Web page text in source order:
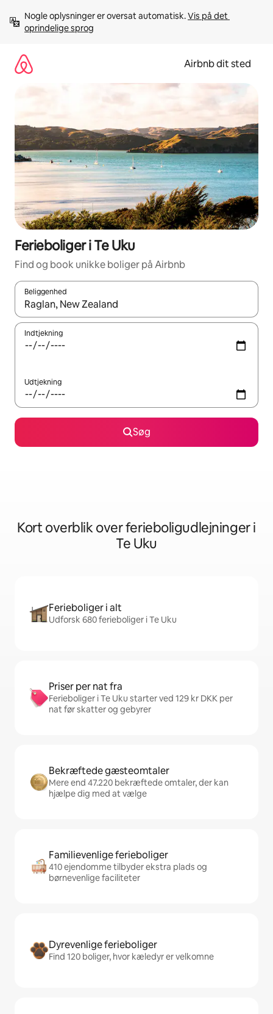
videre
Nogle oplysninger er oversat automatisk. Vis på det
oprindelige sprog
Airbnb dit sted
Ferieboliger i Te Uku
Find og book unikke boliger på Airbnb
Beliggenhed
Når resultaterne er tilgængelige, skal du navigere med
Indtjekning
Udtjekning
Søg
Kort overblik over ferieboligudlejninger i
Te Uku
Ferieboliger i alt
Udforsk 680 ferieboliger i Te Uku
Priser per nat fra
Ferieboliger i Te Uku starter ved 129 kr DKK per
nat før skatter og gebyrer
Bekræftede gæsteomtaler
Mere end 47.220 bekræftede omtaler, der kan
hjælpe dig med at vælge
Familievenlige ferieboliger
410 ejendomme tilbyder ekstra plads og
børnevenlige faciliteter
Dyrevenlige ferieboliger
Find 120 boliger, hvor kæledyr er velkomne